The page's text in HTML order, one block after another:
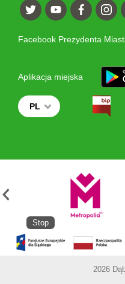
Facebook Prezydenta
Aplikacja miejska
PL
Stop
2026